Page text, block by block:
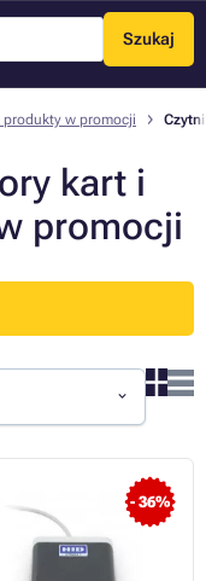
Szukaj
Menu
produkty w promocji
kart i
promocji
- 36%